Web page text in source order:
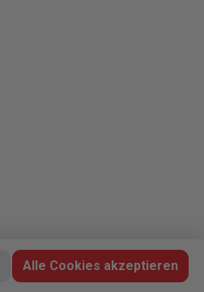
Alle Cookies akzeptieren